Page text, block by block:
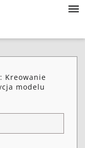
Kreowanie
modelu